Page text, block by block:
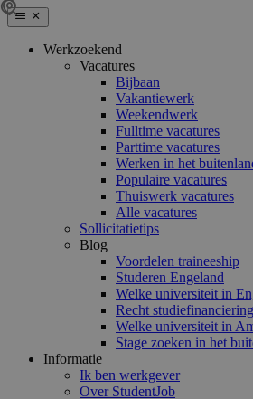
Werkzoekend
Vacatures
Bijbaan
Vakantiewerk
Weekendwerk
Fulltime vacatures
Parttime vacatures
Werken in het
Populaire vacatures
Thuiswerk vacatures
Alle vacatures
Sollicitatietips
Blog
Voordelen traineeship
Studeren Engeland
Welke universiteit in
Recht
Welke universiteit in
Stage zoeken in het
Informatie
Ik ben werkgever
Over StudentJob